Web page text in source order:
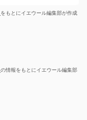
をもとにイエウール編集部が作成
の情報をもとにイエウール編集部